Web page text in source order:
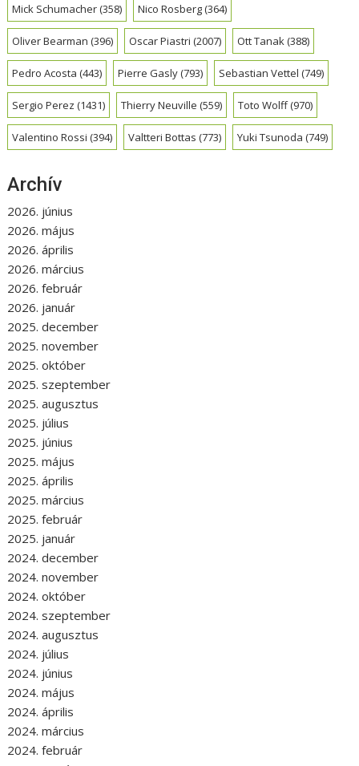
Mick Schumacher(358) Nico Rosberg(364)
Oliver Bearman (396) Oscar Piastri (2007) Ott Tanak(388)
Pedro Acosta (443) Pierre Gasly(793) Sebastian Vettel (749)
Sergio Perez (1431) Thierry Neuville (559) Toto Wolff(970)
Valentino Rossi (394) Valtteri Bottas (773) Yuki Tsunoda (749)
Archív
2026. június
2026. május
2026. április
2026. március
2026. február
2026. január
2025. december
2025. november
2025. október
2025. szeptember
2025. augusztus
2025. július
2025. június
2025. május
2025. április
2025. március
2025. február
2025. január
2024. december
2024. november
2024. október
2024. szeptember
2024. augusztus
2024. július
2024. június
2024. május
2024. április
2024. március
2024. február